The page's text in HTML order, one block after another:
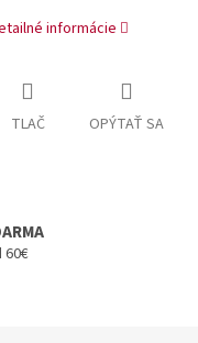
informácie
TLAČ OPÝTAŤ SA
60€